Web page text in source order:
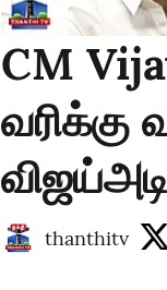
CM
வரிக்கு
thanthitv